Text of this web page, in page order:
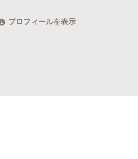
プロフィールを表示